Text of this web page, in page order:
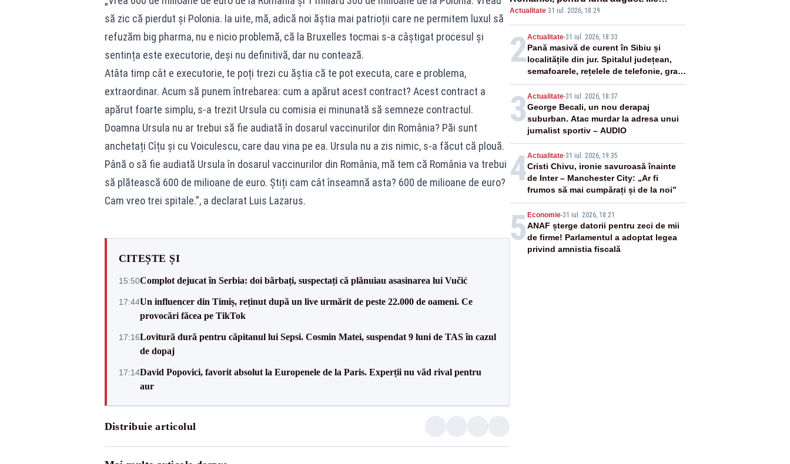
să zic că pierdut și Polonia. Ia uite, mă, adică noi ăștia mai patrioții care ne permitem luxul să
refuzăm big pharma, nu e nicio problemă, că la Bruxelles tocmai s-a câștigat procesul și
sentința este executorie, deși nu definitivă, dar nu contează.
Atâta timp cât e executorie, te poți trezi cu ăștia că te pot executa, care e problema,
extraordinar. Acum să punem întrebarea: cum a apărut acest contract? Acest contract a
apărut foarte simplu, s-a trezit Ursula cu comisia ei minunată să semneze contractul.
Doamna Ursula nu ar trebui să fie audiată în dosarul vaccinurilor din România? Păi sunt
anchetați Cîțu și cu Voiculescu, care dau vina pe ea. Ursula nu a zis nimic, s-a făcut că plouă.
Până o să fie audiată Ursula în dosarul vaccinurilor din România, mă tem că România va trebui
să plătească 600 de milioane de euro. Știți cam cât înseamnă asta? 600 de milioane de euro?
Cam vreo trei spitale.”, a declarat Luis Lazarus.
CITEȘTE ȘI
15:50Complot dejucat în Serbia: doi bărbați, suspectați că plănuiau asasinarea lui Vučić
17:44Un influencer din Timiș, reținut după un live urmărit de peste 22.000 de oameni. Ce
provocări făcea pe TikTok
17:16Lovitură dură pentru căpitanul lui Sepsi. Cosmin Matei, suspendat 9 luni de TAS în cazul
de dopaj
17:14David Popovici, favorit absolut la Europenele de la Paris. Experții nu văd rival pentru
aur
Distribuie articolul
Bolojan a anunțat importuri și posibile
restricții – VIDEO
Actualitate·31 iul. 2026, 18:29
2Actualitate-31 iul. 2026, 18:33
Pană masivă de curent în Sibiu și
localitățile din jur. Spitalul județean,
semafoarele, rețelele de telefonie, grav
afectate
3 Actualitate-31 iul. 2026, 18:37
George Becali, un nou derapaj
suburban. Atac murdar la adresa unui
jurnalist sportiv – AUDIO
4Actualitate-31 iul. 2026, 19:35
Cristi Chivu, ironie savuroasă înainte
de Inter – Manchester City: „Ar fi
frumos să mai cumpărați și de la noi”
5 Economie-31 iul. 2026, 18:21
ANAF șterge datorii pentru zeci de mii
de firme! Parlamentul a adoptat legea
privind amnistia fiscală